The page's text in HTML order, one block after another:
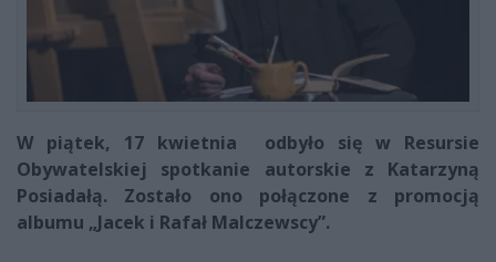
W piątek, 17 kwietnia odbyło się w Resursie
Obywatelskiej spotkanie autorskie z Katarzyną
Posiadałą. Zostało ono połączone z promocją
albumu „Jacek i Rafał Malczewscy”.